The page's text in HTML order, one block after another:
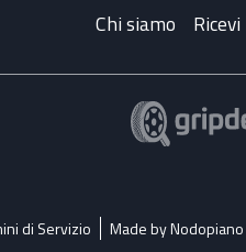
Chi siamo
di Servizio Made by Nodopiano